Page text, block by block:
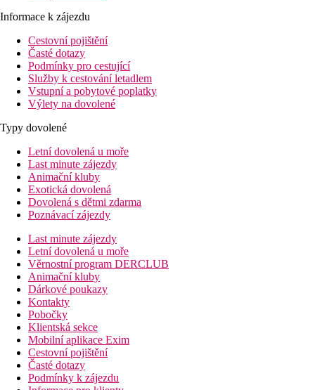
Informace k zájezdu
Cestovní pojištění
Časté dotazy
Podmínky pro cestující
Služby k cestování letadlem
Vstupní a pobytové poplatky
Výlety na dovolené
Typy dovolené
Letní dovolená u moře
Last minute zájezdy
Animační kluby
Exotická dovolená
Dovolená s dětmi zdarma
Poznávací zájezdy
Last minute zájezdy
Letní dovolená u moře
Věrnostní program DERCLUB
Animační kluby
Dárkové poukazy
Kontakty
Pobočky
Klientská sekce
Mobilní aplikace Exim
Cestovní pojištění
Časté dotazy
Podmínky k zájezdu